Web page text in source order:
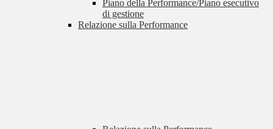
Piano della Performance/Piano esecutivo
di gestione
Relazione sulla Performance